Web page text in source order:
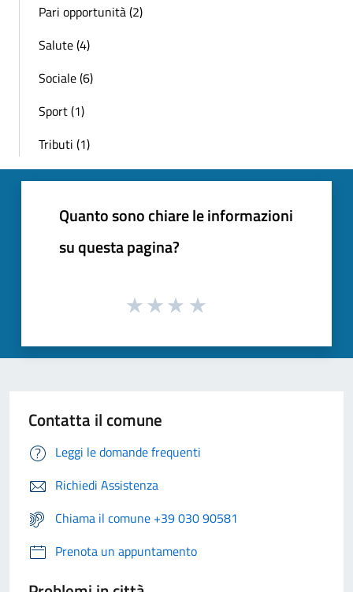
Pari opportunità (2)
Salute (4)
Sociale (6)
Sport (1)
Tributi (1)
Quanto sono chiare le informazioni
su questa pagina?
Contatta il comune
Leggi le domande frequenti
Richiedi Assistenza
Chiama il comune +39 030 90581
Prenota un appuntamento